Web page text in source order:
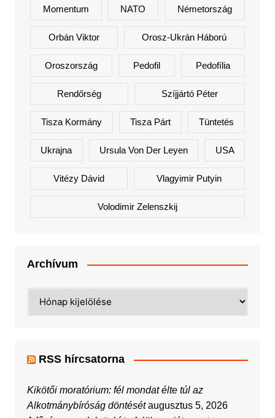
Momentum NATO Németország
Orbán Viktor Orosz-Ukrán Háború
Oroszország Pedofil Pedofília
Rendőrség Szíjjártó Péter
Tisza Kormány Tisza Párt Tüntetés
Ukrajna Ursula Von Der Leyen USA
Vitézy Dávid Vlagyimir Putyin
Volodimir Zelenszkij
Archívum
RSS hírcsatorna
Kikötői moratórium: fél mondat élte túl az
Alkotmánybíróság döntését augusztus 5, 2026